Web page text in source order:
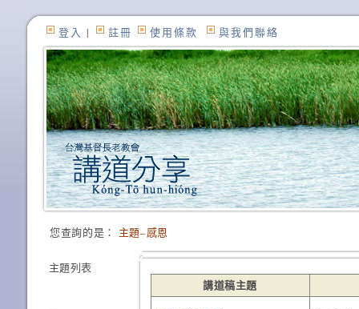
登入 | 註冊 使用條款 與我們聯絡
您查詢的是： 主題–感恩
主題列表
講道稿主題